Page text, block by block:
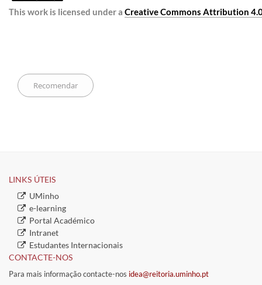
This work is licensed under a Creative Commons Attribution
LINKS ÚTEIS​
​UMinho
​e-learning
​Portal Académico
​Intranet
​Estudantes Inter​​nacionais
CONTACTE-NOS
Para mais informação contacte-nos idea@reitoria.uminho.pt